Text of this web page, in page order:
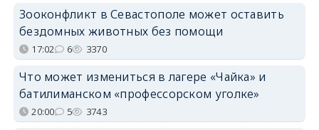
Зооконфликт в Севастополе может оставить
бездомных животных без помощи
17:02 6 3370
Что может измениться в лагере «Чайка» и
батилиманском «профессорском уголке»
20:00 5 3743